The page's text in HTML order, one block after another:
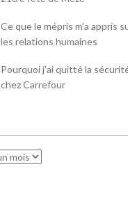
Ce que le mépris m’a appris
les relations humaines
Pourquoi j'ai quitté la
chez Carrefour